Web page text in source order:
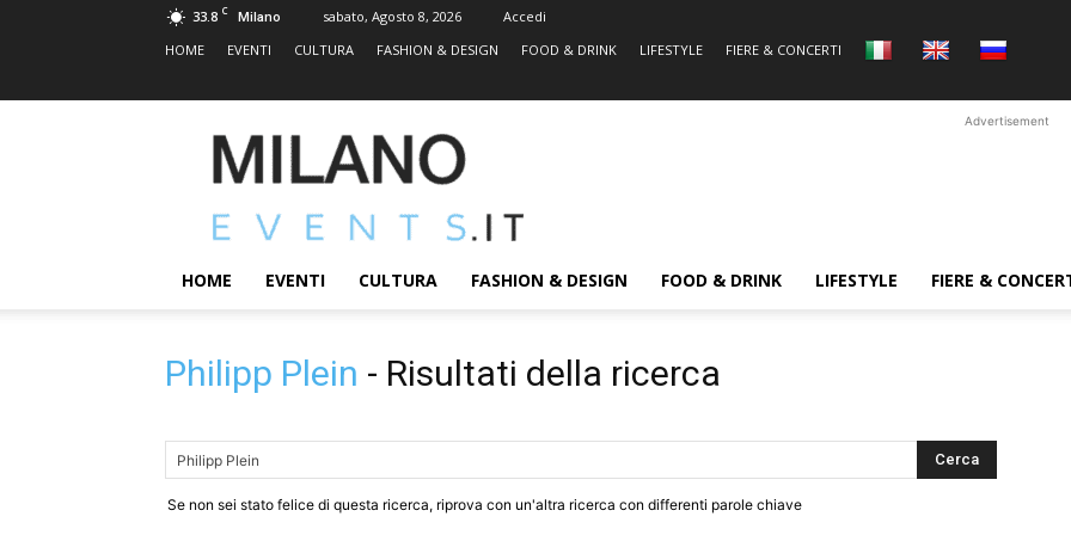
33.8 C Milano sabato, Agosto 8, 2026
Accedi
HOME
EVENTI CULTURA FASHION & DESIGN FOOD & DRINK LIFESTYLE FIERE & CONCERTI
MILANOEVENTS.IT
|
2.0
ed
Eventi
Advertisement
HOME EVENTI CULTURA FASHION & DESIGN FOOD & DRINK LIFESTYLE FIERE &
Philipp Plein - Risultati della ricerca
Se non sei stato felice di questa ricerca, riprova con un'altra ricerca con differenti parole chiave